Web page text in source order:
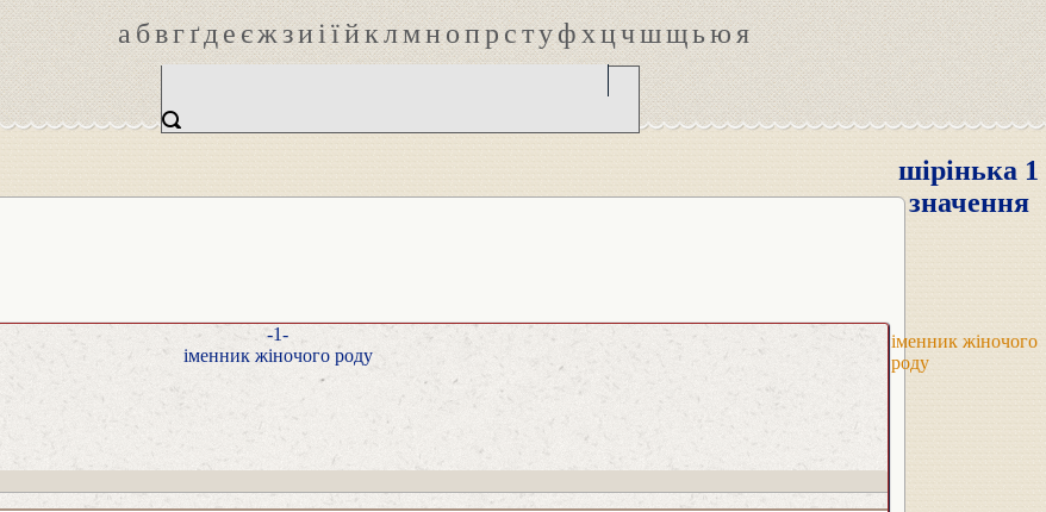
абвгґдеєжзиіїйклмнопрстуфхцчшщьюя
шірінька 1
значення
іменник жіночого
роду
-1-
іменник жіночого роду